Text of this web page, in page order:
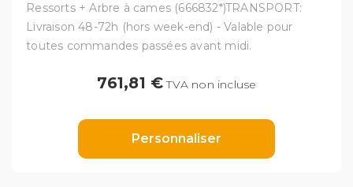
Ressorts + Arbre à cames (666832*)TRANSPORT:
Livraison 48-72h (hors week-end) - Valable pour
toutes commandes passées avant midi.
761,81 €TVA non incluse
Personnaliser